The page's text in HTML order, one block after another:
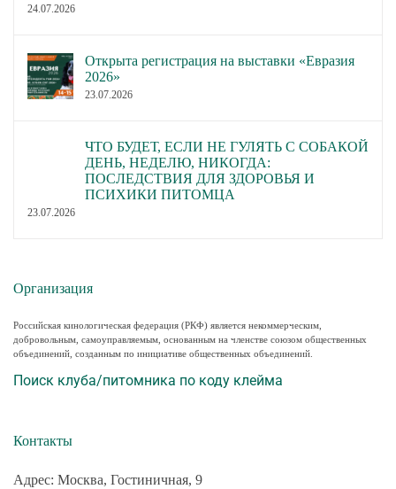
24.07.2026
Открыта регистрация на выставки «Евразия
2026»
23.07.2026
ЧТО БУДЕТ, ЕСЛИ НЕ ГУЛЯТЬ С СОБАКОЙ
ДЕНЬ, НЕДЕЛЮ, НИКОГДА:
ПОСЛЕДСТВИЯ ДЛЯ ЗДОРОВЬЯ И
ПСИХИКИ ПИТОМЦА
23.07.2026
Организация
Российская кинологическая федерация (РКФ) является некоммерческим,
добровольным, самоуправляемым, основанным на членстве союзом общественных
объединений, созданным по инициативе общественных объединений.
Поиск клуба/питомника по коду клейма
Контакты
Адрес: Москва, Гостиничная, 9